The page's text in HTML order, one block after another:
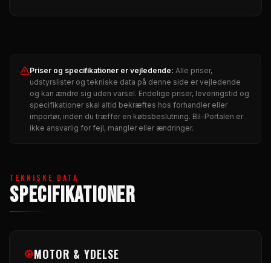
Priser og specifikationer er vejledende: Alle priser,
udstyrslister og tekniske data på denne side er vejledende
og kan ændre sig uden varsel. Endelige priser, leveringstid og
specifikationer skal altid bekræftes hos forhandler eller
importør, inden du træffer en købsbeslutning. Bil-Portalen er
ikke ansvarlig for fejl, mangler eller ændringer.
TEKNISKE DATA
SPECIFIKATIONER
MOTOR & YDELSE